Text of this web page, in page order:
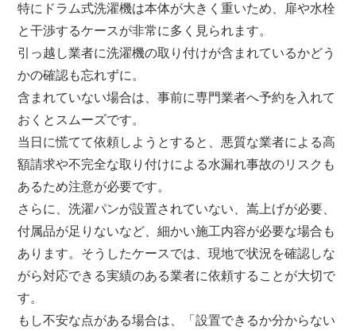
特にドラム式洗濯機は本体が大きく重いため、扉や水栓
と干渉するケースが非常に多く見られます。
引っ越し業者に洗濯機の取り付けが含まれているかどう
かの確認も忘れずに。
含まれていない場合は、事前に専門業者へ予約を入れて
おくとスムーズです。
当日に慌てて依頼しようとすると、悪質な業者による高
額請求や不完全な取り付けによる水漏れ事故のリスクも
あるため注意が必要です。
さらに、洗濯パンが設置されていない、嵩上げが必要、
付属品が足りないなど、細かい施工内容が必要な場合も
あります。そうしたケースでは、現地で状況を確認しな
がら対応できる実績のある業者に依頼することが大切で
す。
もし不安な点がある場合は、「設置できるか分からない